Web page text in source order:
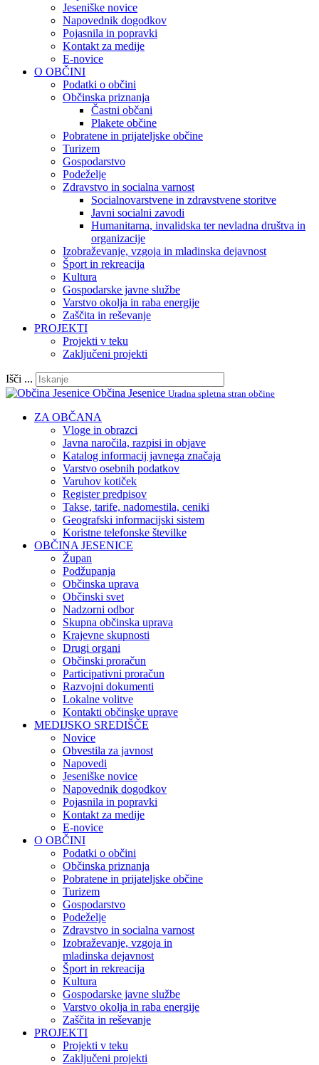
Jeseniške novice
Napovednik dogodkov
Pojasnila in popravki
Kontakt za medije
E-novice
O OBČINI
Podatki o občini
Občinska priznanja
Častni občani
Plakete občine
Pobratene in prijateljske občine
Turizem
Gospodarstvo
Podeželje
Zdravstvo in socialna varnost
Socialnovarstvene in zdravstvene storitve
Javni socialni zavodi
Humanitarna, invalidska ter nevladna društva in
organizacije
Izobraževanje, vzgoja in mladinska dejavnost
Šport in rekreacija
Kultura
Gospodarske javne službe
Varstvo okolja in raba energije
Zaščita in reševanje
PROJEKTI
Projekti v teku
Zaključeni projekti
Išči ...
Občina Jesenice Uradna spletna stran občine
ZA OBČANA
Vloge in obrazci
Javna naročila, razpisi in objave
Katalog informacij javnega značaja
Varstvo osebnih podatkov
Varuhov kotiček
Register predpisov
Takse, tarife, nadomestila, ceniki
Geografski informacijski sistem
Koristne telefonske številke
OBČINA JESENICE
Župan
Podžupanja
Občinska uprava
Občinski svet
Nadzorni odbor
Skupna občinska uprava
Krajevne skupnosti
Drugi organi
Občinski proračun
Participativni proračun
Razvojni dokumenti
Lokalne volitve
Kontakti občinske uprave
MEDIJSKO SREDIŠČE
Novice
Obvestila za javnost
Napovedi
Jeseniške novice
Napovednik dogodkov
Pojasnila in popravki
Kontakt za medije
E-novice
O OBČINI
Podatki o občini
Občinska priznanja
Pobratene in prijateljske občine
Turizem
Gospodarstvo
Podeželje
Zdravstvo in socialna varnost
Izobraževanje, vzgoja in
mladinska dejavnost
Šport in rekreacija
Kultura
Gospodarske javne službe
Varstvo okolja in raba energije
Zaščita in reševanje
PROJEKTI
Projekti v teku
Zaključeni projekti